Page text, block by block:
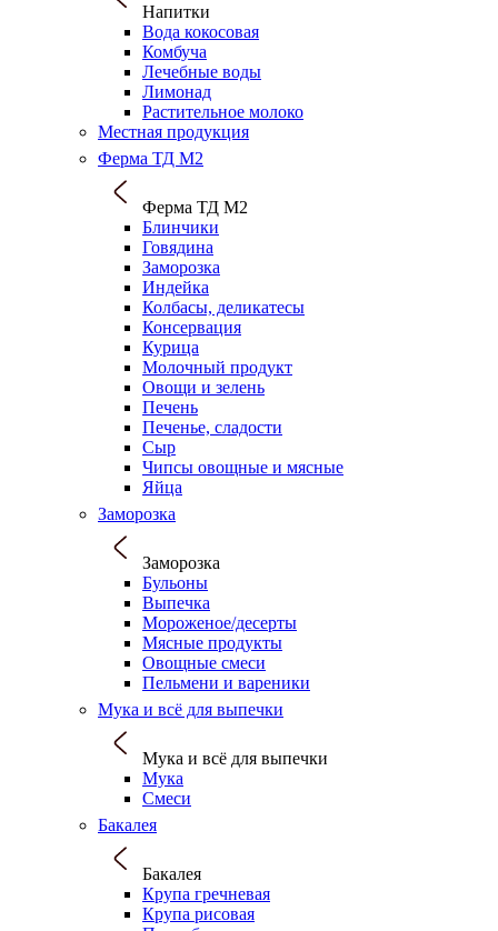
Напитки
Вода кокосовая
Комбуча
Лечебные воды
Лимонад
Растительное молоко
Местная продукция
Ферма ТД М2
Ферма ТД М2
Блинчики
Говядина
Заморозка
Индейка
Колбасы, деликатесы
Консервация
Курица
Молочный продукт
Овощи и зелень
Печень
Печенье, сладости
Сыр
Чипсы овощные и мясные
Яйца
Заморозка
Заморозка
Бульоны
Выпечка
Мороженое/десерты
Мясные продукты
Овощные смеси
Пельмени и вареники
Мука и всё для выпечки
Мука и всё для выпечки
Мука
Смеси
Бакалея
Бакалея
Крупа гречневая
Крупа рисовая